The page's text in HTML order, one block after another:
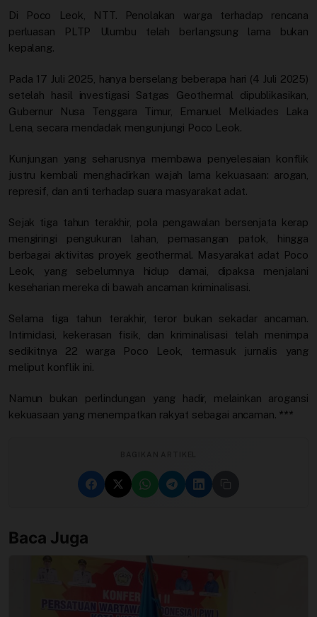
Di Poco Leok, NTT. Penolakan warga terhadap rencana
perluasan PLTP Ulumbu telah berlangsung lama bukan
kepalang.
Pada 17 Juli 2025, hanya berselang beberapa hari (4 Juli 2025)
setelah hasil investigasi Satgas Geothermal dipublikasikan,
Gubernur Nusa Tenggara Timur, Emanuel Melkiades Laka
Lena, secara mendadak mengunjungi Poco Leok.
Kunjungan yang seharusnya membawa penyelesaian konflik
justru kembali menghadirkan wajah lama kekuasaan: arogan,
represif, dan anti terhadap suara masyarakat adat.
Sejak tiga tahun terakhir, pola pengawalan bersenjata kerap
mengiringi pengukuran lahan, pemasangan patok, hingga
berbagai aktivitas proyek geothermal. Masyarakat adat Poco
Leok, yang sebelumnya hidup damai, dipaksa menjalani
keseharian mereka di bawah ancaman kriminalisasi.
Selama tiga tahun terakhir, teror bukan sekadar ancaman.
Intimidasi, kekerasan fisik, dan kriminalisasi telah menimpa
sedikitnya 22 warga Poco Leok, termasuk jurnalis yang
meliput konflik ini.
Namun bukan perlindungan yang hadir, melainkan arogansi
kekuasaan yang menempatkan rakyat sebagai ancaman. ***
Baca Juga